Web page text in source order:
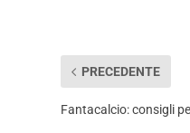
PRECEDENTE
Fantacalcio: consigli